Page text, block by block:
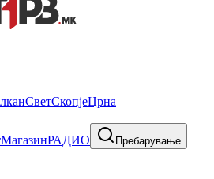
СветСкопјеЦрна
МагазинРАДИО Пребарување